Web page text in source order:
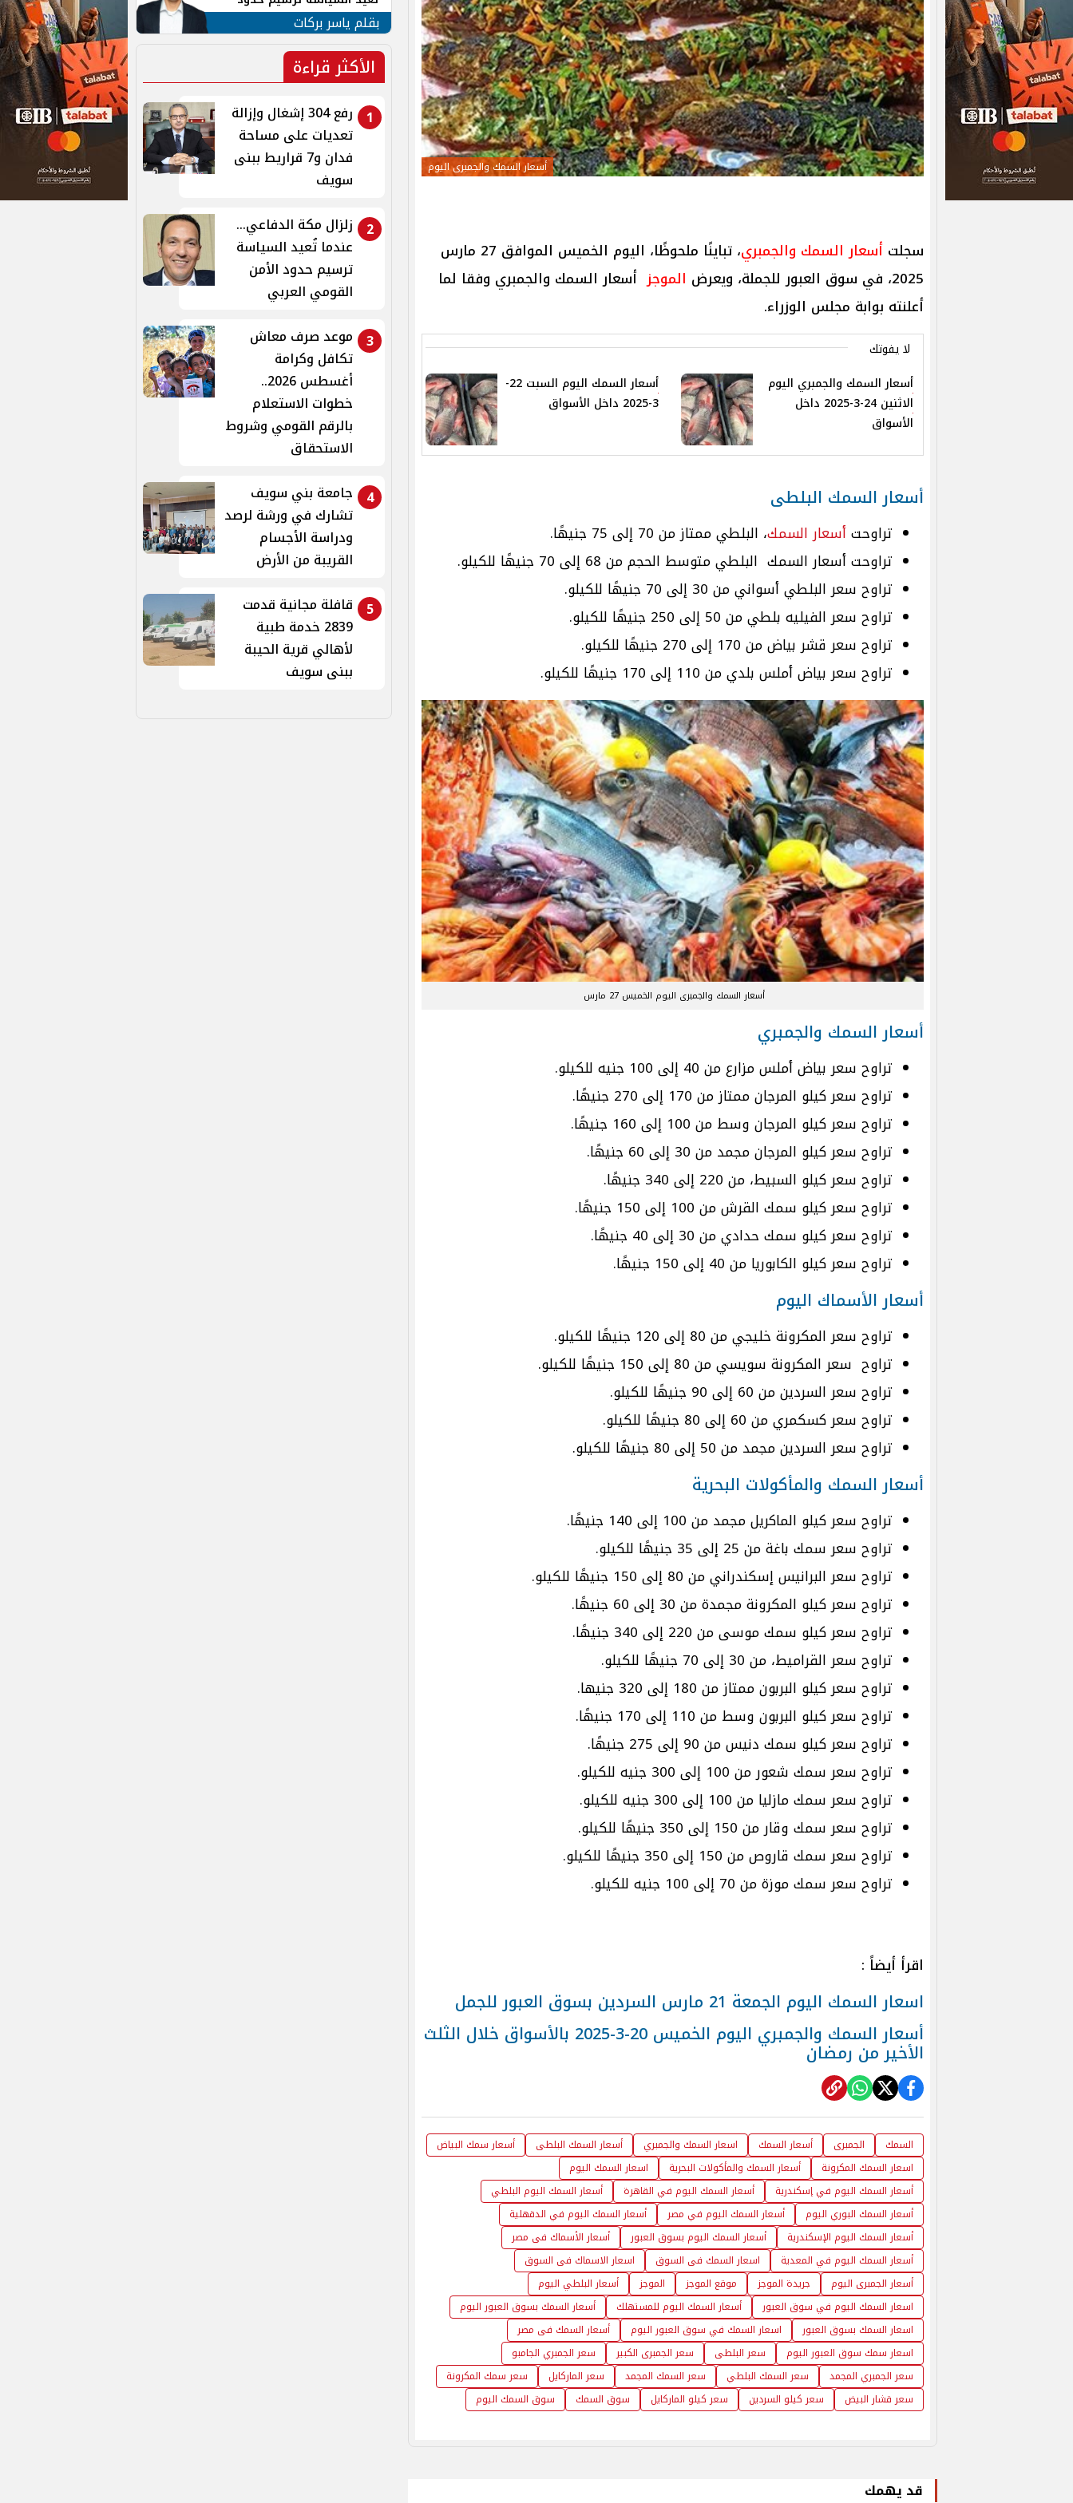
أسعار السمك والجمبرى اليوم
سجلت أسعار السمك والجمبري
، تباينًا ملحوظًا، اليوم الخميس الموافق 27 مارس
2025، في سوق العبور للجملة، ويعرض
الموجزأسعار السمك والجمبري وفقا لما
أعلنته بوابة مجلس الوزراء.
لا يفوتك
أسعار السمك والجمبري اليوم
الاثنين 24-3-2025 داخل
الأسواق
أسعار السمك اليوم السبت 22-
3-2025 داخل الأسواق
أسعار السمك البلطى
تراوحتأسعار السمك، البلطي ممتاز من 70 إلى 75 جنيهًا.
تراوحت أسعار السمك البلطي متوسط الحجم من 68 إلى 70 جنيهًا للكيلو.
تراوح سعر البلطي أسواني من 30 إلى 70 جنيهًا للكيلو.
تراوح سعر الفيليه بلطي من 50 إلى 250 جنيهًا للكيلو.
تراوح سعر قشر بياض من 170 إلى 270 جنيهًا للكيلو.
تراوح سعر بياض أملس بلدي من 110 إلى 170 جنيهًا للكيلو.
أسعار السمك والجمبرى اليوم الخميس 27 مارس
أسعار السمك والجمبري
تراوح سعر بياض أملس مزارع من 40 إلى 100 جنيه للكيلو.
تراوح سعر كيلو المرجان ممتاز من 170 إلى 270 جنيهًا.
تراوح سعر كيلو المرجان وسط من 100 إلى 160 جنيهًا.
تراوح سعر كيلو المرجان مجمد من 30 إلى 60 جنيهًا.
تراوح سعر كيلو السبيط، من 220 إلى 340 جنيهًا.
تراوح سعر كيلو سمك القرش من 100 إلى 150 جنيهًا.
تراوح سعر كيلو سمك حدادي من 30 إلى 40 جنيهًا.
تراوح سعر كيلو الكابوريا من 40 إلى 150 جنيهًا.
أسعار الأسماك اليوم
تراوح سعر المكرونة خليجي من 80 إلى 120 جنيهًا للكيلو.
تراوح سعر المكرونة سويسي من 80 إلى 150 جنيهًا للكيلو.
تراوح سعر السردين من 60 إلى 90 جنيهًا للكيلو.
تراوح سعر كسكمري من 60 إلى 80 جنيهًا للكيلو.
تراوح سعر السردين مجمد من 50 إلى 80 جنيهًا للكيلو.
أسعار السمك والمأكولات البحرية
تراوح سعر كيلو الماكريل مجمد من 100 إلى 140 جنيهًا.
تراوح سعر سمك باغة من 25 إلى 35 جنيهًا للكيلو.
تراوح سعر البرانيس إسكندراني من 80 إلى 150 جنيهًا للكيلو.
تراوح سعر كيلو المكرونة مجمدة من 30 إلى 60 جنيهًا.
تراوح سعر كيلو سمك موسى من 220 إلى 340 جنيهًا.
تراوح سعر القراميط، من 30 إلى 70 جنيهًا للكيلو.
تراوح سعر كيلو البربون ممتاز من 180 إلى 320 جنيها.
تراوح سعر كيلو البربون وسط من 110 إلى 170 جنيهًا.
تراوح سعر كيلو سمك دنيس من 90 إلى 275 جنيهًا.
تراوح سعر سمك شعور من 100 إلى 300 جنيه للكيلو.
تراوح سعر سمك مازليا من 100 إلى 300 جنيه للكيلو.
تراوح سعر سمك وقار من 150 إلى 350 جنيهًا للكيلو.
تراوح سعر سمك قاروص من 150 إلى 350 جنيهًا للكيلو.
تراوح سعر سمك موزة من 70 إلى 100 جنيه للكيلو.
اقرأ أيضاً :
اسعار السمك اليوم الجمعة 21 مارس السردين بسوق العبور للجمل
أسعار السمك والجمبري اليوم الخميس 20-3-2025 بالأسواق خلال الثلث
الأخير من رمضان
السمك الجمبرى أسعار السمك اسعار السمك والجمبري أسعار السمك البلطى
أسعار سمك البياض
اسعار السمك المكرونة
أسعار السمك والمأكولات البحرية
اسعار السمك اليوم
أسعار السمك اليوم في إسكندرية
أسعار السمك اليوم في القاهرة
أسعار السمك اليوم البلطي
أسعار السمك البوري اليوم
أسعار السمك اليوم في مصر
أسعار السمك اليوم في الدقهلية
أسعار السمك اليوم الإسكندرية
أسعار السمك اليوم بسوق العبور
أسعار الأسماك فى مصر
أسعار السمك اليوم في المعدية
اسعار السمك فى السوق
اسعار الاسماك فى السوق
أسعار الجمبرى اليوم
جريدة الموجز موقع الموجز الموجز
أسعار البلطي اليوم
اسعار السمك اليوم في سوق العبور
أسعار السمك اليوم للمستهلك
أسعار السمك بسوق العبور اليوم
اسعار السمك بسوق العبور
اسعار السمك في سوق العبور اليوم
أسعار السمك فى مصر
اسعار سمك سوق العبور اليوم
سعر البلطى سعر الجمبرى الكبير
سعر الجمبري الجامبو
سعر الجمبري المجمد
سعر السمك البلطي سعر السمك المجمد سعر الماركايل
سعر سمك المكرونة
سعر قشار البيض
سعر كيلو السردين سعر كيلو الماركايل سوق السمك سوق السمك اليوم
قد يهمك
الأمن القومي العربي
بقلم ياسر بركات
الأكثر قراءة
1
رفع 304 إشغال وإزالة
تعديات على مساحة
فدان و7 قراريط ببنى
سويف
2
زلزال مكة الدفاعي...
عندما تُعيد السياسة
ترسيم حدود الأمن
القومي العربي
3 موعد صرف معاش
تكافل وكرامة
أغسطس 2026..
خطوات الاستعلام
بالرقم القومي وشروط
الاستحقاق
4
جامعة بني سويف
تشارك في ورشة لرصد
ودراسة الأجسام
القريبة من الأرض
5
قافلة مجانية قدمت
2839 خدمة طبية
لأهالي قرية الحيبة
ببنى سويف